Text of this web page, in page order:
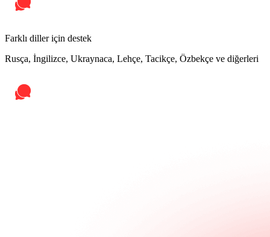
Farklı diller için destek
Rusça, İngilizce, Ukraynaca, Lehçe, Tacikçe, Özbekçe ve diğerleri